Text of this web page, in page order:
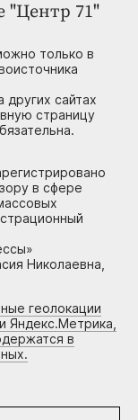
"Центр 71"
только в
других сайтах
страницу
в сфере
Николаевна,
геолокации
Яндекс.Метрика,
в